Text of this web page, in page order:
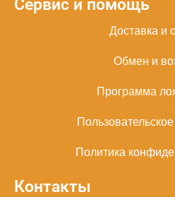
Сервис и помощь
Доставка и
Обмен и
Программа
Политика
Контакты